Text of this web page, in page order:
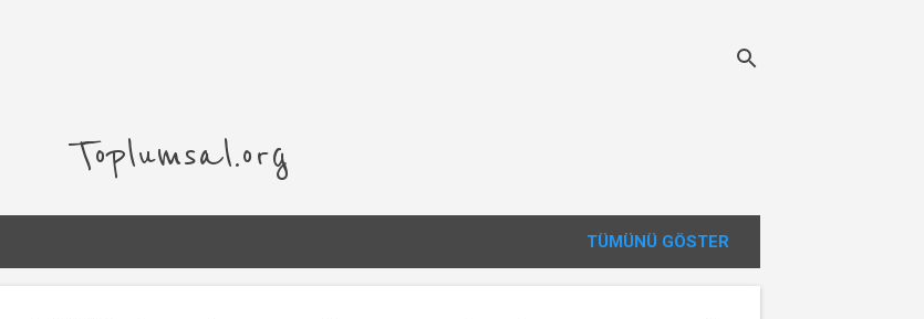
Toplumsal.org
TÜMÜNÜ GÖSTER